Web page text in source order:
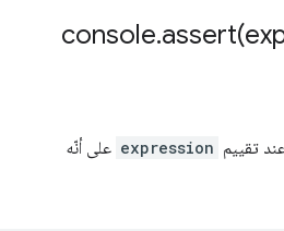
console.assert(
تقييم expression على أنّه